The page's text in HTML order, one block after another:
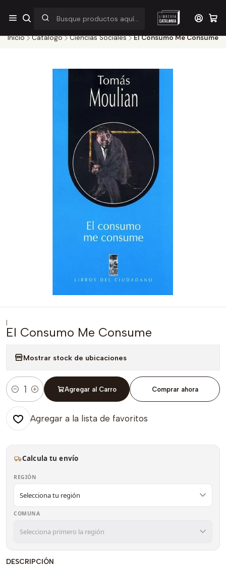
¡Por pocos días! Despacho a $1.000 en RM por compras sobre
$38.000
Inicio Catálogo Ciencias Sociales El Consumo Me Consume
|
El Consumo Me Consume
Mostrar stock de ubicaciones
Cantidad
Agregar al Carro Comprar ahora
Agregar a la lista de favoritos
Calcula tu envío
REGIÓN
COMUNA
DESCRIPCIÓN